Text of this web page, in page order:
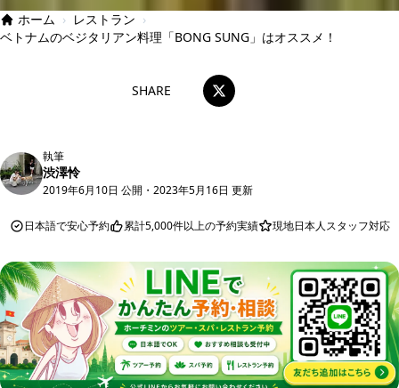
ホーム › レストラン ›
ベトナムのベジタリアン料理「BONG SUNG」はオススメ！
SHARE
執筆
渋澤怜
2019年6月10日 公開 ・ 2023年5月16日 更新
日本語で安心予約 累計5,000件以上の予約実績 現地日本人スタッフ対応